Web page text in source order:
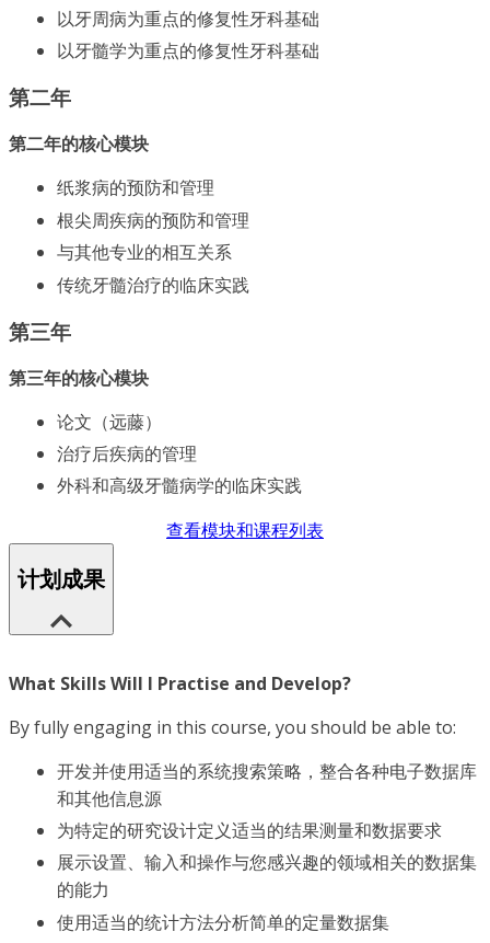
以牙周病为重点的修复性牙科基础
以牙髓学为重点的修复性牙科基础
第二年
第二年的核心模块
纸浆病的预防和管理
根尖周疾病的预防和管理
与其他专业的相互关系
传统牙髓治疗的临床实践
第三年
第三年的核心模块
论文（远藤）
治疗后疾病的管理
外科和高级牙髓病学的临床实践
查看模块和课程列表
计划成果
What Skills Will I Practise and Develop?
By fully engaging in this course, you should be able to:
开发并使用适当的系统搜索策略，整合各种电子数据库
和其他信息源
为特定的研究设计定义适当的结果测量和数据要求
展示设置、输入和操作与您感兴趣的领域相关的数据集
的能力
使用适当的统计方法分析简单的定量数据集